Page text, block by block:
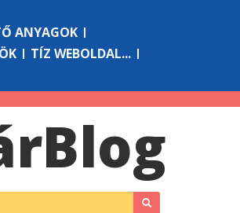
ANYAGOK
TÍZ WEBOLDAL...
Blog